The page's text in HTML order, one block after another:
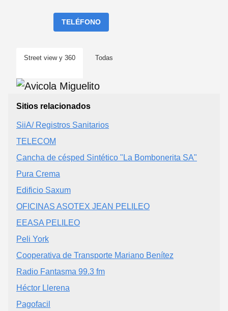
TELÉFONO
Street view y 360 Todas
Sitios relacionados
SiiA/ Registros Sanitarios
TELECOM
Cancha de césped Sintético "La Bombonerita SA"
Pura Crema
Edificio Saxum
OFICINAS ASOTEX JEAN PELILEO
EEASA PELILEO
Peli York
Cooperativa de Transporte Mariano Benítez
Radio Fantasma 99.3 fm
Héctor Llerena
Pagofacil